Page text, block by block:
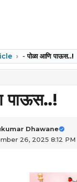
-पोळा आणि पाऊस..!
पाऊस..!
Dhawane
26, 2025 8:12 PM